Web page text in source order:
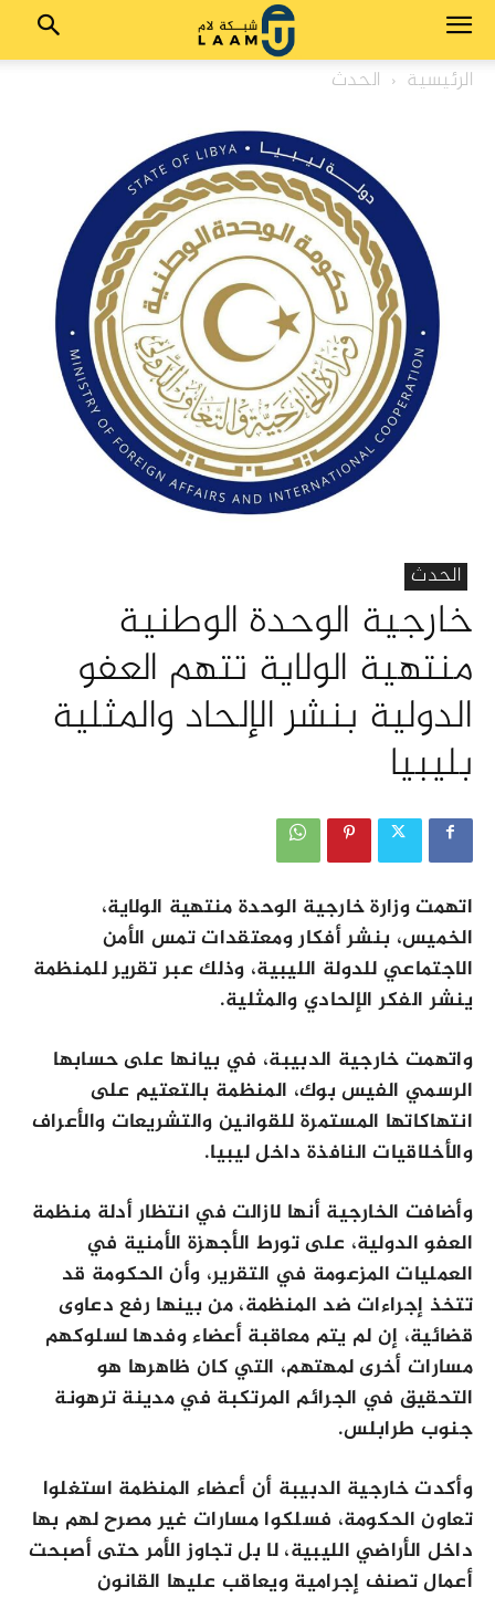
الرئيسية الحدث
الحدث
خارجية الوحدة الوطنية
منتهية الولاية تتهم العفو
الدولية بنشر الإلحاد والمثلية
بليبيا
اتهمت وزارة خارجية الوحدة منتهية الولاية،
الخميس، بنشر أفكار ومعتقدات تمس الأمن
الاجتماعي للدولة الليبية، وذلك عبر تقرير للمنظمة
ينشر الفكر الإلحادي والمثلية.
واتهمت خارجية الدبيبة، في بيانها على حسابها
الرسمي الفيس بوك، المنظمة بالتعتيم على
انتهاكاتها المستمرة للقوانين والتشريعات والأعراف
والأخلاقيات النافذة داخل ليبيا.
وأضافت الخارجية أنها لازالت في انتظار أدلة منظمة
العفو الدولية، على تورط الأجهزة الأمنية في
العمليات المزعومة في التقرير، وأن الحكومة قد
تتخذ إجراءات ضد المنظمة، من بينها رفع دعاوى
قضائية، إن لم يتم معاقبة أعضاء وفدها لسلوكهم
مسارات أخرى لمهتهم، التي كان ظاهرها هو
التحقيق في الجرائم المرتكبة في مدينة ترهونة
جنوب طرابلس.
وأكدت خارجية الدبيبة أن أعضاء المنظمة استغلوا
تعاون الحكومة، فسلكوا مسارات غير مصرح لهم بها
داخل الأراضي الليبية، لا بل تجاوز الأمر حتى أصبحت
أعمال تصنف إجرامية ويعاقب عليها القانون